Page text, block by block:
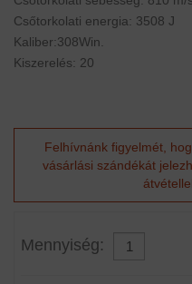
Csőtorkolati energia: 3508 J
Kaliber:308Win.
Kiszerelés: 20
Felhívnánk figyelmét,
vásárlási szándékát
Mennyiség: